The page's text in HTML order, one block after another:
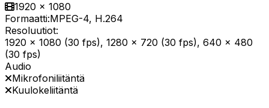
1920 x 1080
Formaatti:MPEG-4, H.264
Resoluutiot:
1920 x 1080 (30 fps), 1280 x 720 (30 fps), 640 x 480
(30 fps)
Audio
Mikrofoniliitäntä
Kuulokeliitäntä